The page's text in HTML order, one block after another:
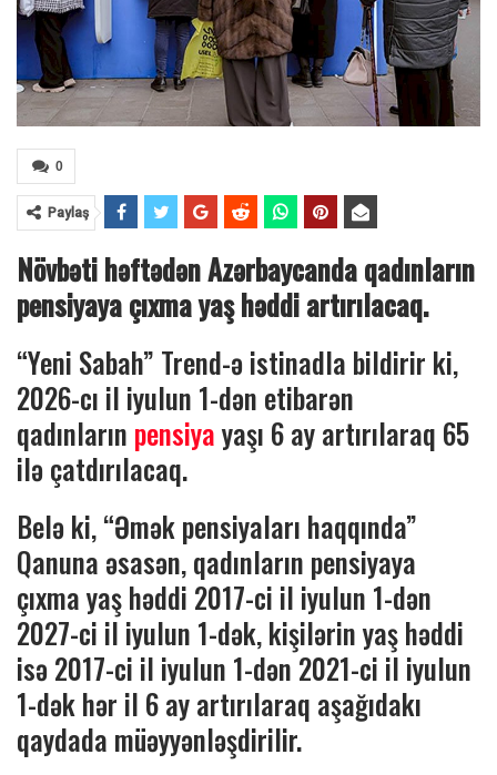
0
Paylaş
Növbəti həftədən Azərbaycanda qadınların
pensiyaya çıxma yaş həddi artırılacaq.
“Yeni Sabah” Trend-ə istinadla bildirir ki,
2026-cı il iyulun 1-dən etibarən
qadınların pensiyayaşı 6 ay artırılaraq 65
ilə çatdırılacaq.
Belə ki, “Əmək pensiyaları haqqında”
Qanuna əsasən, qadınların pensiyaya
çıxma yaş həddi 2017-ci il iyulun 1-dən
2027-ci il iyulun 1-dək, kişilərin yaş həddi
isə 2017-ci il iyulun 1-dən 2021-ci il iyulun
1-dək hər il 6 ay artırılaraq aşağıdakı
qaydada müəyyənləşdirilir.